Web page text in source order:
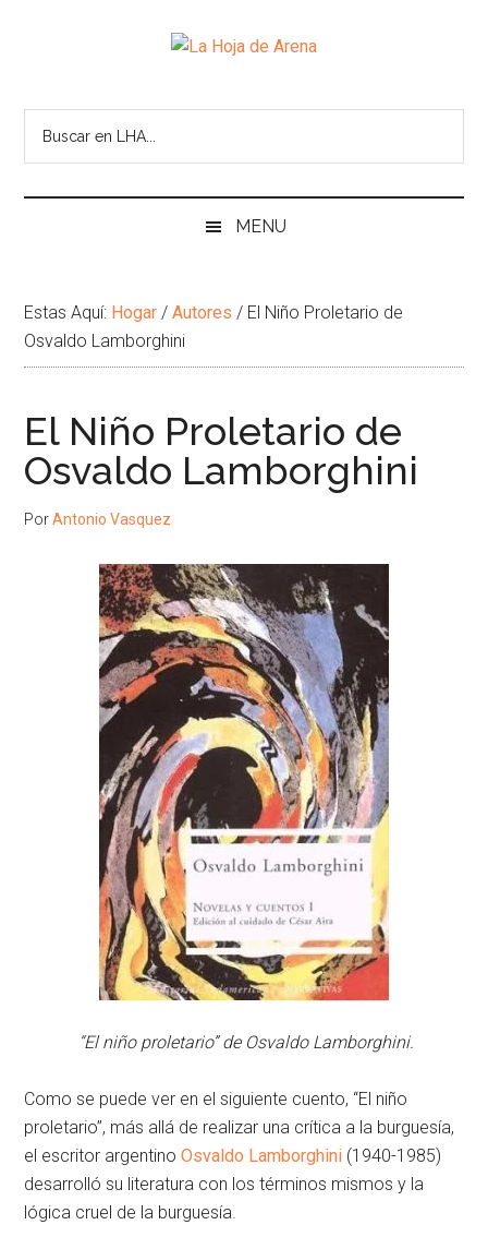
Lateral
paginaHoja
de
de
temas
MENU
Estas Aquí: Hogar / Autores / El Niño Proletario de
Osvaldo Lamborghini
El Niño Proletario de
Osvaldo Lamborghini
PorAntonio Vasquez
“El niño proletario” de Osvaldo Lamborghini.
Como se puede ver en el siguiente cuento, “El niño
proletario”, más allá de realizar una crítica a la burguesía,
el escritor argentinoOsvaldo Lamborghini (1940-1985)
desarrolló su literatura con los términos mismos y la
lógica cruel de la burguesía.